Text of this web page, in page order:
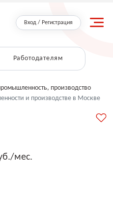
Вход / Регистрация
Работодателям
производство
и производстве в Москве
мес.